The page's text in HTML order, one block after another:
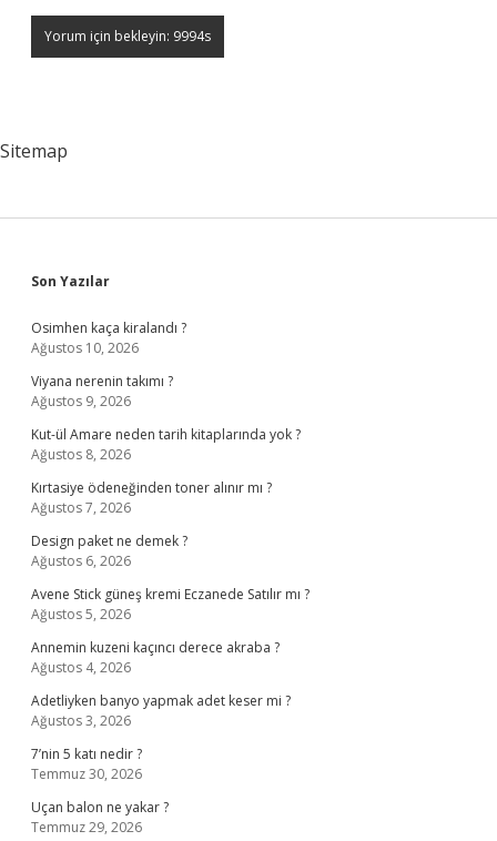
Sitemap
Sidebar
Son Yazılar
Osimhen kaça kiralandı ?
Ağustos 10, 2026
Viyana nerenin takımı ?
Ağustos 9, 2026
Kut-ül Amare neden tarih kitaplarında yok ?
Ağustos 8, 2026
Kırtasiye ödeneğinden toner alınır mı ?
Ağustos 7, 2026
Design paket ne demek ?
Ağustos 6, 2026
Avene Stick güneş kremi Eczanede Satılır mı ?
Ağustos 5, 2026
Annemin kuzeni kaçıncı derece akraba ?
Ağustos 4, 2026
Adetliyken banyo yapmak adet keser mi ?
Ağustos 3, 2026
7’nin 5 katı nedir ?
Temmuz 30, 2026
Uçan balon ne yakar ?
Temmuz 29, 2026